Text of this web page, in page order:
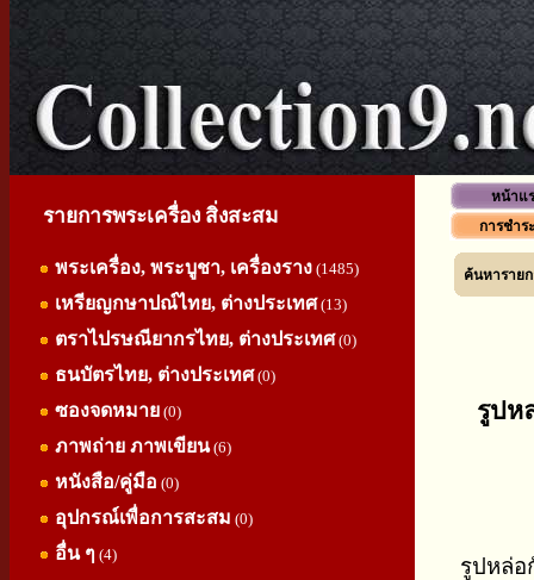
รายการพระเครื่อง สิ่งสะสม
พระเครื่อง, พระบูชา, เครื่องราง (1485)
เหรียญกษาปณ์ไทย, ต่างประเทศ(13)
ตราไปรษณียากรไทย, ต่างประเทศ(0)
ธนบัตรไทย, ต่างประเทศ(0)
ซองจดหมาย (0)
ภาพถ่าย ภาพเขียน(6)
หนังสือ/คู่มือ (0)
อุปกรณ์เพื่อการสะสม (0)
อื่น ๆ (4)
หน้าแ
การชำร
ค้นหารายก
รูปห
รูปหล่อ